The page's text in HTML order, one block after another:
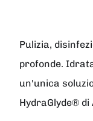
Pulizia,
profonde.
un'unica
HydraGlyde® di